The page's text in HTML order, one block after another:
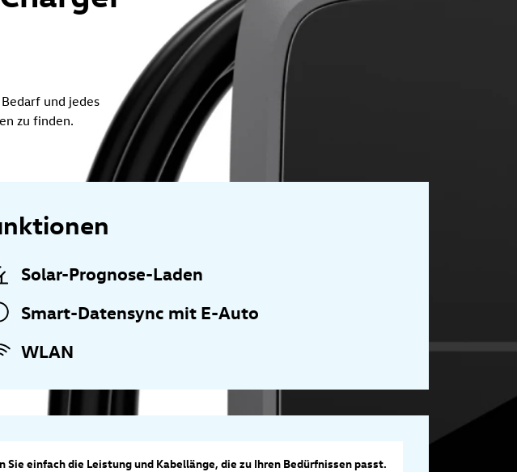
und jedes
zu finden.
Solar-Prognose-Laden
Smart-Datensync mit E-Auto
WLAN
einfach die Leistung und Kabellänge, die zu Ihren Bedürfnissen passt.